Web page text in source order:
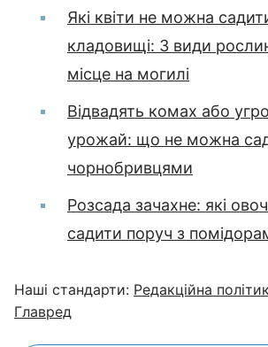
Які квіти не можна
кладовищі: 3 види
місце на могилі
Відвадять комах або
урожай: що не можна
чорнобривцями
Розсада зачахне: які
садити поруч з
Наші стандарти: Редакційна
Главред